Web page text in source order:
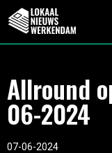
Allround
06-2024
07-06-2024